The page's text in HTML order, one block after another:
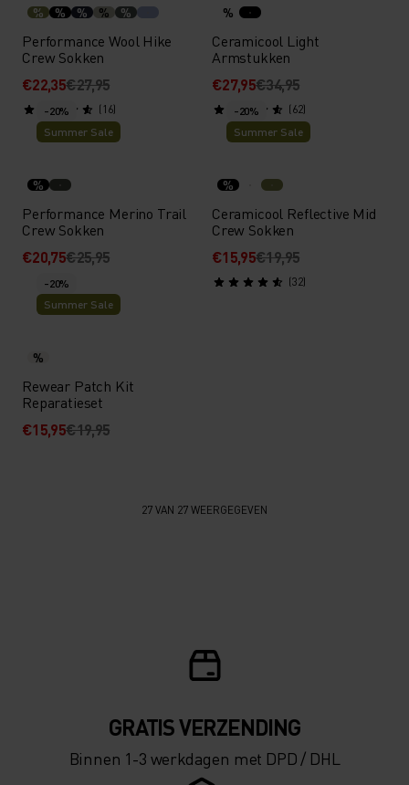
% % % % %
Performance Wool Hike
Crew Sokken
€22,35€27,95
(16)
%
Ceramicool Light
Armstukken
€27,95€34,95
(62)
-20%
Summer Sale
%
Performance Merino Trail
Crew Sokken
€20,75€25,95
-20%
Summer Sale
%
Ceramicool Reflective Mid
Crew Sokken
€15,95€19,95
(32)
-20%
Summer Sale
%
Rewear Patch Kit
Reparatieset
€15,95€19,95
27 VAN 27 WEERGEGEVEN
GRATIS VERZENDING​​​​​​​​​​​​​​
Binnen 1-3 werkdagen met DPD / DHL